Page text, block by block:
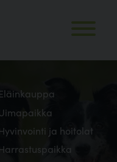
Eläinkauppa
Uimapaikka
Hyvinvointi ja hoitolat